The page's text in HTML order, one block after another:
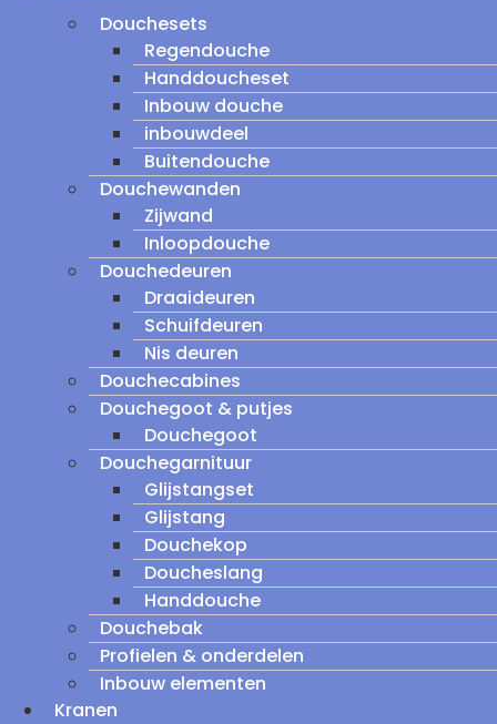
Douchesets
Regendouche
Handdoucheset
Inbouw douche
inbouwdeel
Buitendouche
Douchewanden
Zijwand
Inloopdouche
Douchedeuren
Draaideuren
Schuifdeuren
Nis deuren
Douchecabines
Douchegoot & putjes
Douchegoot
Douchegarnituur
Glijstangset
Glijstang
Douchekop
Doucheslang
Handdouche
Douchebak
Profielen & onderdelen
Inbouw elementen
Kranen